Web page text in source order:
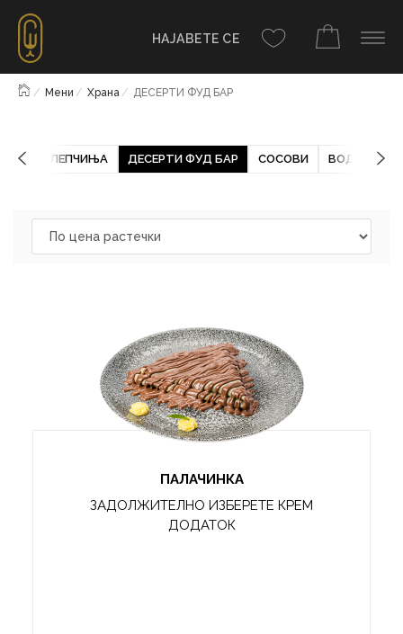
НАЈАВЕТЕ СЕ
Почетна
Мени Храна ДЕСЕРТИ ФУД БАР
ЛЕПЧИЊА ДЕСЕРТИ ФУД БАР СОСОВИ ВОДИ
ПАЛАЧИНКА
ЗАДОЛЖИТЕЛНО ИЗБЕРЕТЕ КРЕМ
ДОДАТОК